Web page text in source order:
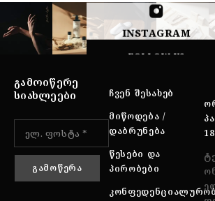
INSTAGRAM
FOLLOW US
ᲒᲐᲛᲝᲘᲬᲔᲠᲔ
ᲡᲘᲐᲮᲚᲔᲔᲑᲘ
ᲩᲕᲔᲜ ᲨᲔᲡᲐᲮᲔᲑ
ᲛᲘᲬᲝᲓᲔᲑᲐ /
ᲓᲐᲑᲠᲣᲜᲔᲑᲐ
ᲬᲔᲡᲔᲑᲘ ᲓᲐ
ᲞᲘᲠᲝᲑᲔᲑᲘ